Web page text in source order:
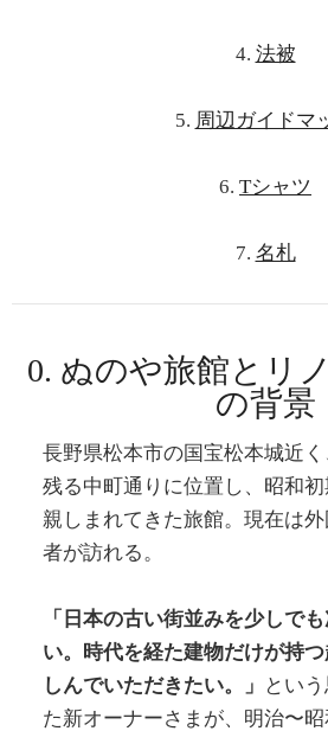
4. 法被
5. 周辺ガイドマ
6. Tシャツ
7. 名札
0. ぬのや旅館とリ
の背景
長野県松本市の国宝松本城近
残る中町通りに位置し、昭和
親しまれてきた旅館。現在は
者が訪れる。
「日本の古い街並みを少しで
い。時代を経た建物だけが持
しんでいただきたい。」
とい
た新オーナーさまが、明治〜昭